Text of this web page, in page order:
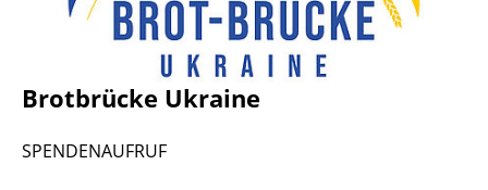
Brotbrücke Ukraine
SPENDENAUFRUF